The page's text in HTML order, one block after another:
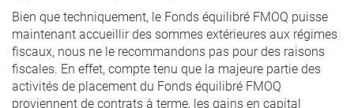
Bien que techniquement, le Fonds équilibré FMOQ puisse
maintenant accueillir des sommes extérieures aux régimes
fiscaux, nous ne le recommandons pas pour des raisons
fiscales. En effet, compte tenu que la majeure partie des
activités de placement du Fonds équilibré FMOQ
proviennent de contrats à terme, les gains en capital